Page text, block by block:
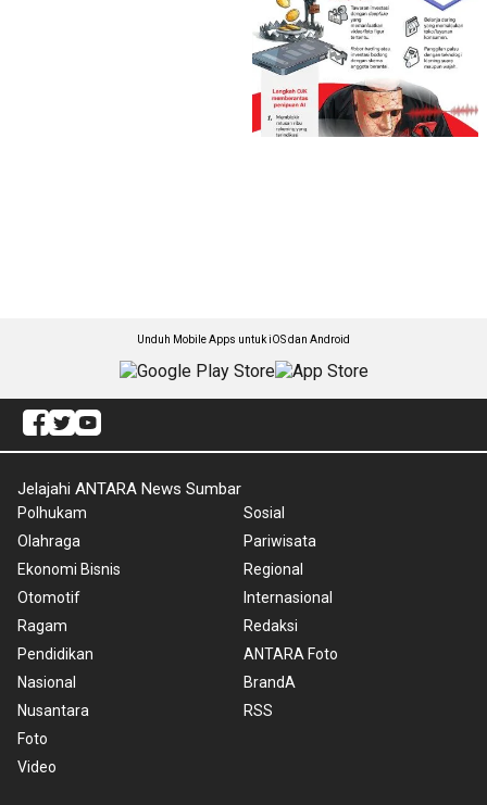
Unduh Mobile Apps untuk iOS dan Android
Jelajahi ANTARA News Sumbar
Polhukam
Olahraga
Ekonomi Bisnis
Otomotif
Ragam
Pendidikan
Nasional
Nusantara
Foto
Video
Sosial
Pariwisata
Regional
Internasional
Redaksi
ANTARA Foto
BrandA
RSS